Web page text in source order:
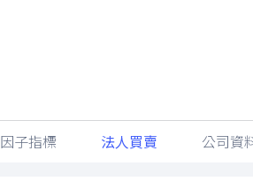
因子指標 法人買賣 公司資